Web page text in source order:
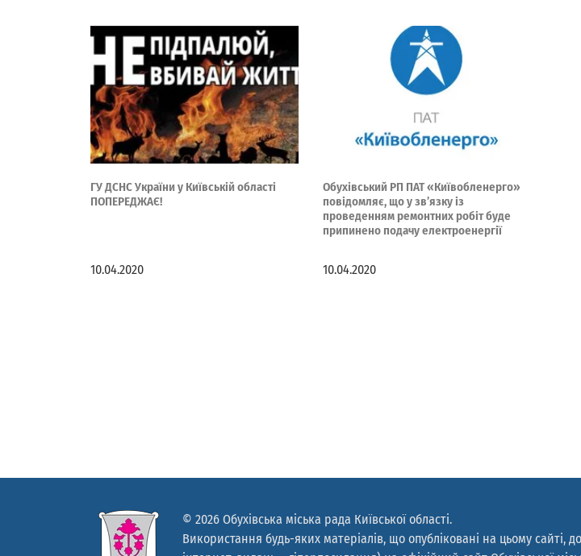
ГУ ДСНС України у Київській області
ПОПЕРЕДЖАЄ!
10.04.2020
Обухівський РП ПАТ «Київобленерго»
повідомляє, що у зв’язку із
проведенням ремонтних робіт буде
припинено подачу електроенергії
10.04.2020
© 2026 Обухівська міська рада Київської області.
Використання будь-яких матеріалів, що опубліковані на цьому сайті,